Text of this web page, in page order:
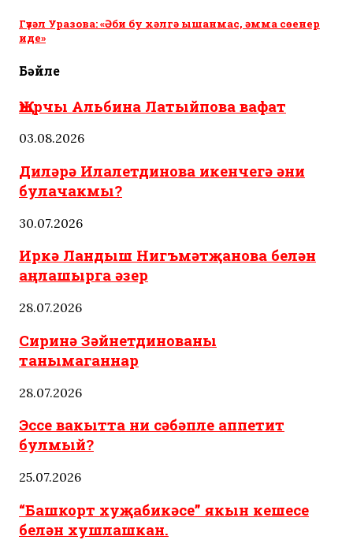
Гүзәл Уразова: «Әби бу хәлгә ышанмас, әмма сөенер
иде»
Бәйле
Җырчы Альбина Латыйпова вафат
03.08.2026
Диләрә Илалетдинова икенчегә әни
булачакмы?
30.07.2026
Иркә Ландыш Нигъмәтҗанова белән
аңлашырга әзер
28.07.2026
Сиринә Зәйнетдинованы
танымаганнар
28.07.2026
Эссе вакытта ни сәбәпле аппетит
булмый?
25.07.2026
“Башкорт хуҗабикәсе” якын кешесе
белән хушлашкан.